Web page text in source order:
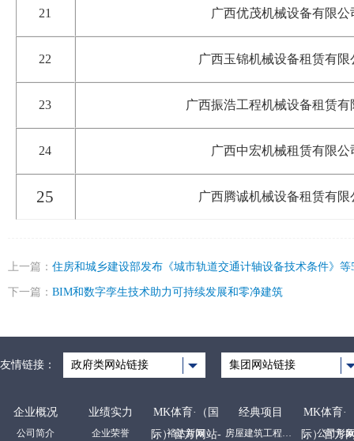
21 广西优茂机械设备有限公
22 广西玉锦机械设备租赁有限
23 广西振浩工程机械设备租赁有
24 广西中宏机械租赁有限公
25 广西腾诚机械设备租赁有限
上一篇： 住房和城乡建设部发布《城市轨道交通计轴设备技术条件》等
下一篇： BIM和数字孪生技术助力可持续发展和零净建筑
友情链接： 政府类网站链接 集团网站链接
企业概况
公司简介
业绩实力
企业荣誉
MK体育·（国
际）官方网站-
裕达新闻
经典项目
房屋建筑工程项目
MK体育·
际）官方
公司形象